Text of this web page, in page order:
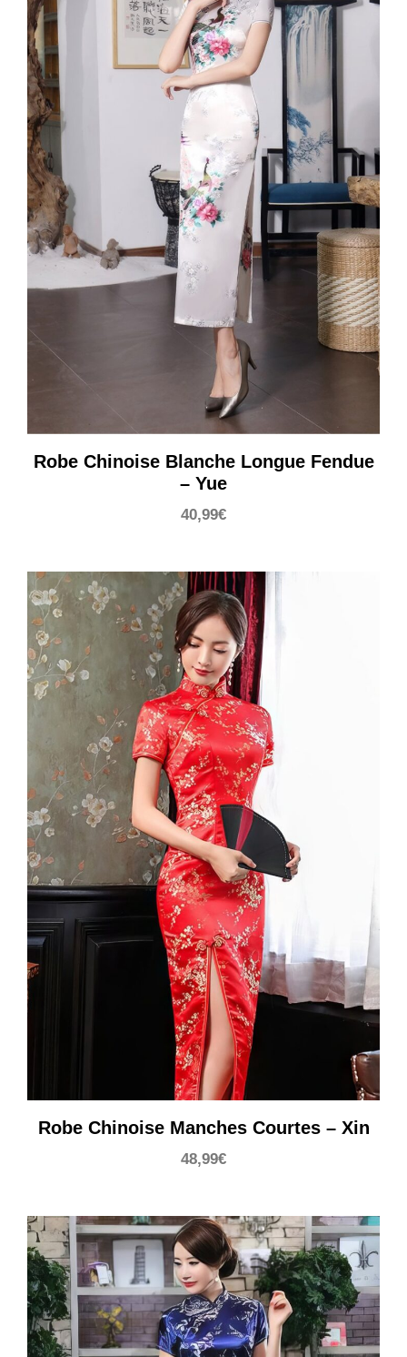
Robe Chinoise Blanche Longue Fendue
– Yue
40,99€
Robe Chinoise Manches Courtes – Xin
48,99€